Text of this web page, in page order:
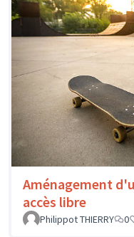
Aménagement
accès libre
Philippot THIERRY
0